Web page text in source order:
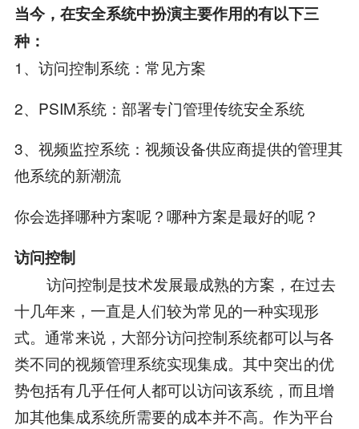
当今，在安全系统中扮演主要作用的有以下三
种：
1、访问控制系统：常见方案
2、PSIM系统：部署专门管理传统安全系统
3、视频监控系统：视频设备供应商提供的管理其
他系统的新潮流
你会选择哪种方案呢？哪种方案是最好的呢？
访问控制
访问控制是技术发展最成熟的方案，在过去
十几年来，一直是人们较为常见的一种实现形
式。通常来说，大部分访问控制系统都可以与各
类不同的视频管理系统实现集成。其中突出的优
势包括有几乎任何人都可以访问该系统，而且增
加其他集成系统所需要的成本并不高。作为平台